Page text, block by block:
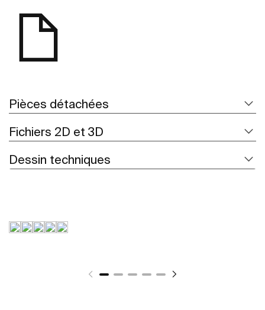
Pièces détachées
Fichiers 2D et 3D
Dessin techniques